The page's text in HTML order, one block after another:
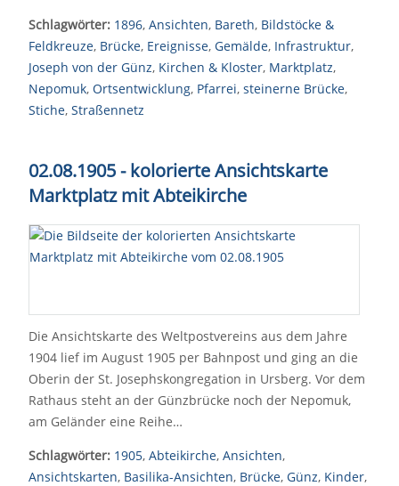
Schlagwörter: 1896, Ansichten, Bareth, Bildstöcke &
Feldkreuze, Brücke, Ereignisse, Gemälde, Infrastruktur,
Joseph von der Günz, Kirchen & Kloster, Marktplatz,
Nepomuk, Ortsentwicklung, Pfarrei, steinerne Brücke,
Stiche, Straßennetz
02.08.1905 - kolorierte Ansichtskarte
Marktplatz mit Abteikirche
Die Ansichtskarte des Weltpostvereins aus dem Jahre
1904 lief im August 1905 per Bahnpost und ging an die
Oberin der St. Josephskongregation in Ursberg. Vor dem
Rathaus steht an der Günzbrücke noch der Nepomuk,
am Geländer eine Reihe…
Schlagwörter: 1905, Abteikirche, Ansichten,
Ansichtskarten, Basilika-Ansichten, Brücke, Günz, Kinder,